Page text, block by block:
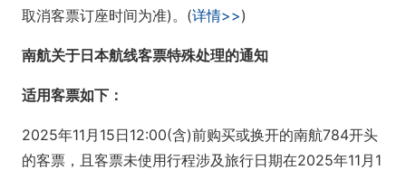
取消客票订座时间为准)。(详情>>)
南航关于日本航线客票特殊处理的通知
适用客票如下：
2025年11月15日12:00(含)前购买或换开的南航784开头
的客票，且客票未使用行程涉及旅行日期在2025年11月1